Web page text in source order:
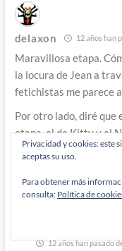
delaxon 12 años han
Maravillosa etapa.
la locura de Jean a
fetichistas me parece
Por otro lado, diré que
etapa, el de Kitty y el
cómics que he leído.
12 años han pasado
Privacidad y cookies: este
aceptas su uso.
Para obtener más
consulta: Política de